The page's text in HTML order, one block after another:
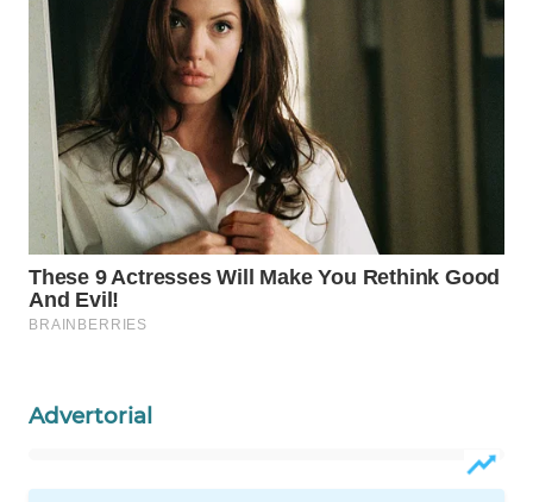
Advertorial
LIKUPANG
WN
LABUANBAJO
WN
BORNEO
Wahana
Media
NEWS
WAHANA